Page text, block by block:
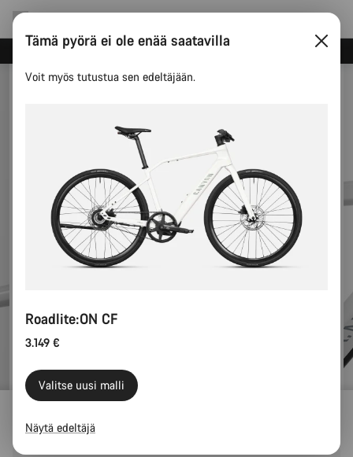
Roadlite:ONfly CF
Tämä pyörä ei ole enää saatavilla
Voit myös tutustua sen edeltäjään.
Roadlite:ON CF
3.149 €
Valitse uusi malli
Näytä edeltäjä